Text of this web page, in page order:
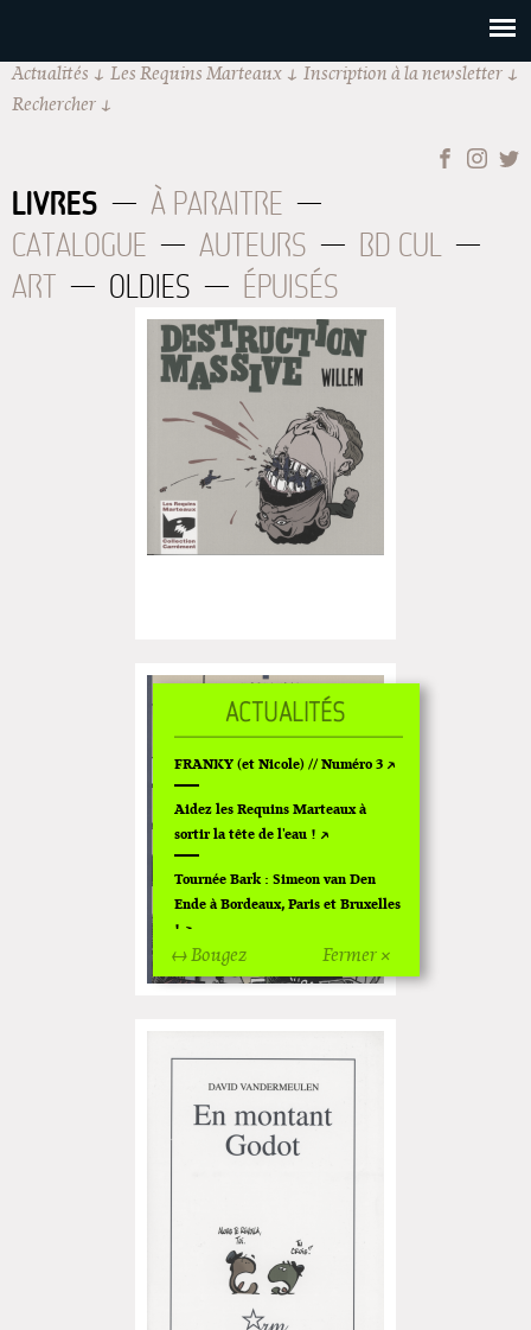
Actualités Les Requins Marteaux
Inscription à la newsletter
Rechercher
LIVRES
À PARAITRE
CATALOGUE
AUTEURS
BD CUL
ART
OLDIES ÉPUISÉS
Fermer ×
↔ Bougez
FRANKY (et Nicole) // Numéro 3
Aidez les Requins Marteaux à
sortir la tête de l'eau !
Tournée Bark : Simeon van Den
Ende à Bordeaux, Paris et Bruxelles
!
Off Of Off d'Angoulême 2024
L'exposition de Fungirl à
Montpellier !
Lancements de "Ras le bol" de
Home" à Colomiers
Tournée "Vulva Viking" : Elizabeth
Pich à Paris et Vincennes !